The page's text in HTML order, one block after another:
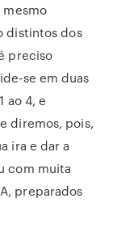
mesmo
distintos dos
preciso
se em duas
ao 4, e
diremos, pois,
ira e dar a
com muita
preparados